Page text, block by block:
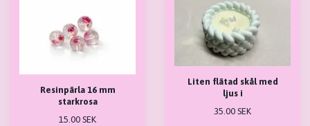
Resinpärla 16 mm
starkrosa
15.00 SEK
Liten flätad skål med
ljus i
35.00 SEK